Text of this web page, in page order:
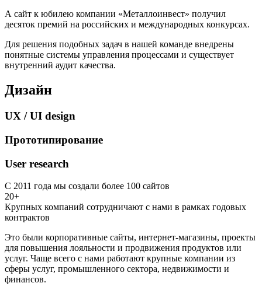
А сайт к юбилею компании «Металлоинвест» получил
десяток премий на российских и международных конкурсах.
Для решения подобных задач в нашей команде внедрены
понятные системы управления процессами и существует
внутренний аудит качества.
Дизайн
UX / UI design
Прототипирование
User research
С 2011 года мы создали более 100 сайтов
20+
Крупных компаний сотрудничают с нами в рамках годовых
контрактов
Это были корпоративные сайты, интернет-магазины, проекты
для повышения лояльности и продвижения продуктов или
услуг. Чаще всего с нами работают крупные компании из
сферы услуг, промышленного сектора, недвижимости и
финансов.